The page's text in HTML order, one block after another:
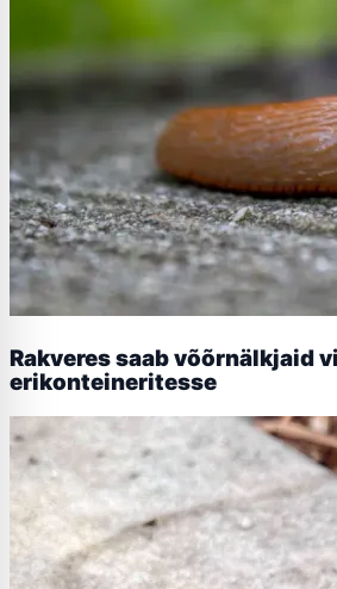
Rakveres saab võõrnälkjaid
erikonteineritesse